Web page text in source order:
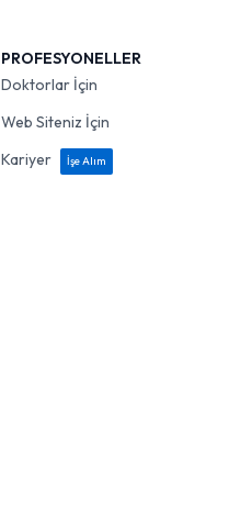
PROFESYONELLER
Doktorlar İçin
Web Siteniz İçin
Kariyer
İşe Alım